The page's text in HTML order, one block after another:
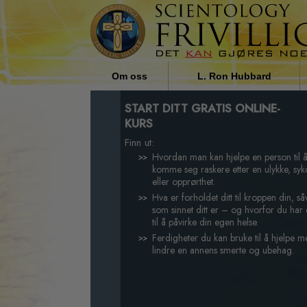
Om oss
Hvem er de Frivillige prestene?
Hvorfor vi hjelper
L. Ron Hubbard
Religiøs innflytelse på
samfunnet av L. Ron Hubbard
START DITT GRATIS ONLINE-
KURS
Finn ut:
Hvordan man kan hjelpe en person til å
komme seg raskere etter en ulykke,
eller opprørthet.
Hva er forholdet ditt til kroppen din,
som sinnet ditt er – og hvorfor du har
til å påvirke din egen helse.
Ferdigheter du kan bruke til å hjelpe
lindre en annens smerte og ubehag.